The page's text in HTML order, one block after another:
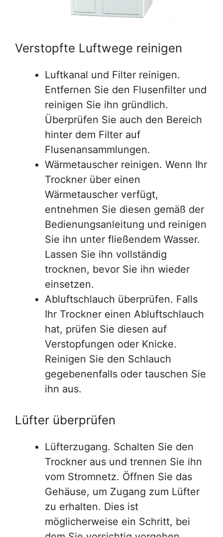
Verstopfte Luftwege reinigen
Luftkanal und Filter reinigen.
Entfernen Sie den Flusenfilter und
reinigen Sie ihn gründlich.
Überprüfen Sie auch den Bereich
hinter dem Filter auf
Flusenansammlungen.
Wärmetauscher reinigen. Wenn Ihr
Trockner über einen
Wärmetauscher verfügt,
entnehmen Sie diesen gemäß der
Bedienungsanleitung und reinigen
Sie ihn unter fließendem Wasser.
Lassen Sie ihn vollständig
trocknen, bevor Sie ihn wieder
einsetzen.
Abluftschlauch überprüfen. Falls
Ihr Trockner einen Abluftschlauch
hat, prüfen Sie diesen auf
Verstopfungen oder Knicke.
Reinigen Sie den Schlauch
gegebenenfalls oder tauschen Sie
ihn aus.
Lüfter überprüfen
Lüfterzugang. Schalten Sie den
Trockner aus und trennen Sie ihn
vom Stromnetz. Öffnen Sie das
Gehäuse, um Zugang zum Lüfter
zu erhalten. Dies ist
möglicherweise ein Schritt, bei